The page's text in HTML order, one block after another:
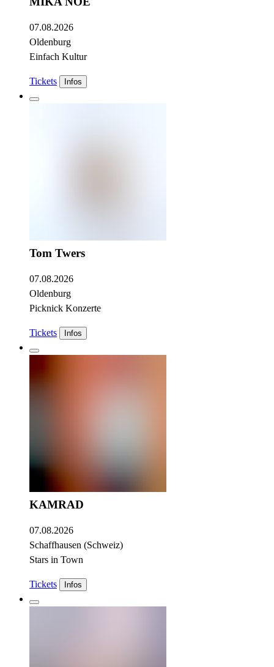
07.08.2026
Oldenburg
Einfach Kultur
Tickets Infos
Tom Twers
07.08.2026
Oldenburg
Picknick Konzerte
Tickets Infos
KAMRAD
07.08.2026
Schaffhausen (Schweiz)
Stars in Town
Tickets Infos